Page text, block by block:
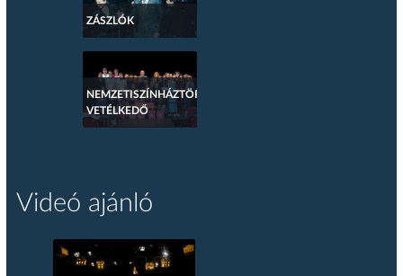
ZÁSZLÓK
NEMZETISZÍNHÁZTÖRTÉNETI
VETÉLKEDŐ
Videó ajánló